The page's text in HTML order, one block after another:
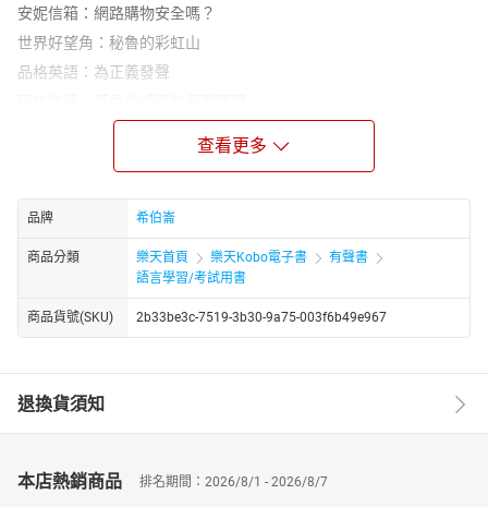
安妮信箱：網路購物安全嗎？
世界好望角：秘魯的彩虹山
品格英語：為正義發聲
畫中有話：寄包裹
文法補給站：漂亮好物/貴重物品(本期文法：被動語態)
克漏字測驗：麥當勞得來速的高效祕訣
流行最前線：陪讀影片 學生的好夥伴
ABC長知識：「腦凍」的成因
悠遊文化：二○二五年環法自由車賽
聽說圖寫：ABC動物收容所
★電子書無提供點讀功能及互動學習軟體下載。
查看更多
品牌 希伯崙
商品分類 樂天首頁 樂天Kobo電子書
有聲書
語言學習/考試用書
商品貨號(SKU) 2b33be3c-7519-3b30-9a75-003f6b49e967
退換貨須知
本店熱銷商品 排名期間：2026/8/1 - 2026/8/7